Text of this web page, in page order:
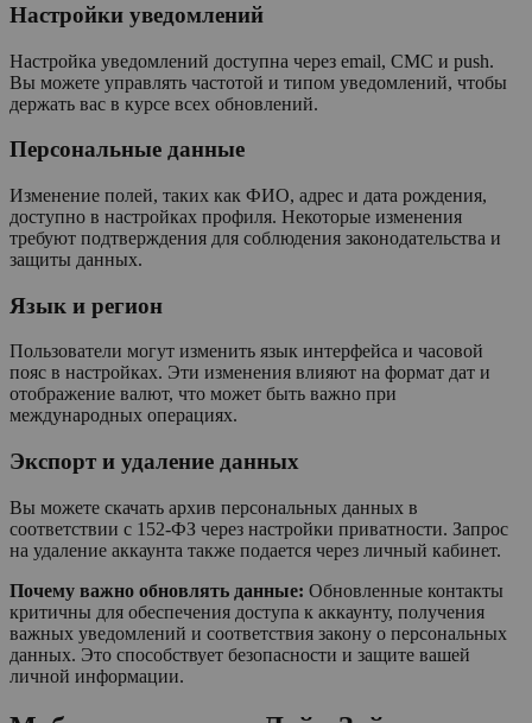
Настройки уведомлений
Настройка уведомлений доступна через email, СМС и push.
Вы можете управлять частотой и типом уведомлений, чтобы
держать вас в курсе всех обновлений.
Персональные данные
Изменение полей, таких как ФИО, адрес и дата рождения,
доступно в настройках профиля. Некоторые изменения
требуют подтверждения для соблюдения законодательства и
защиты данных.
Язык и регион
Пользователи могут изменить язык интерфейса и часовой
пояс в настройках. Эти изменения влияют на формат дат и
отображение валют, что может быть важно при
международных операциях.
Экспорт и удаление данных
Вы можете скачать архив персональных данных в
соответствии с 152-ФЗ через настройки приватности. Запрос
на удаление аккаунта также подается через личный кабинет.
Почему важно обновлять данные: Обновленные контакты
критичны для обеспечения доступа к аккаунту, получения
важных уведомлений и соответствия закону о персональных
данных. Это способствует безопасности и защите вашей
личной информации.